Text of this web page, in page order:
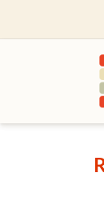
Hoppa till